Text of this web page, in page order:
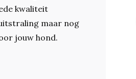
kwaliteit
maar nog
jouw hond.